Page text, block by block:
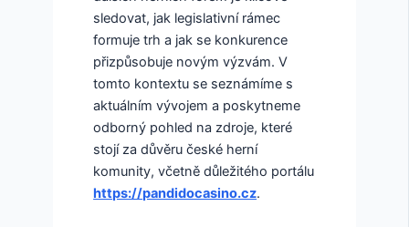
sledovat, jak legislativní rámec
formuje trh a jak se konkurence
přizpůsobuje novým výzvám. V
tomto kontextu se seznámíme s
aktuálním vývojem a poskytneme
odborný pohled na zdroje, které
stojí za důvěru české herní
komunity, včetně důležitého portálu
https://pandidocasino.cz.